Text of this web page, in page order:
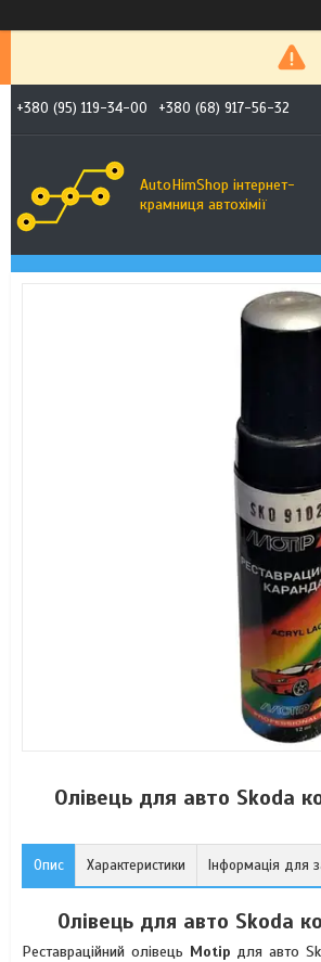
+380 (95) 119-34-00 +380 (68) 917-56-32
AutoHimShop інтернет-
крамниця автохімії
Олівець для авто Skoda
Опис Характеристики Інформація для
Олівець для авто Skoda
Реставраційний олівець Motip для авто